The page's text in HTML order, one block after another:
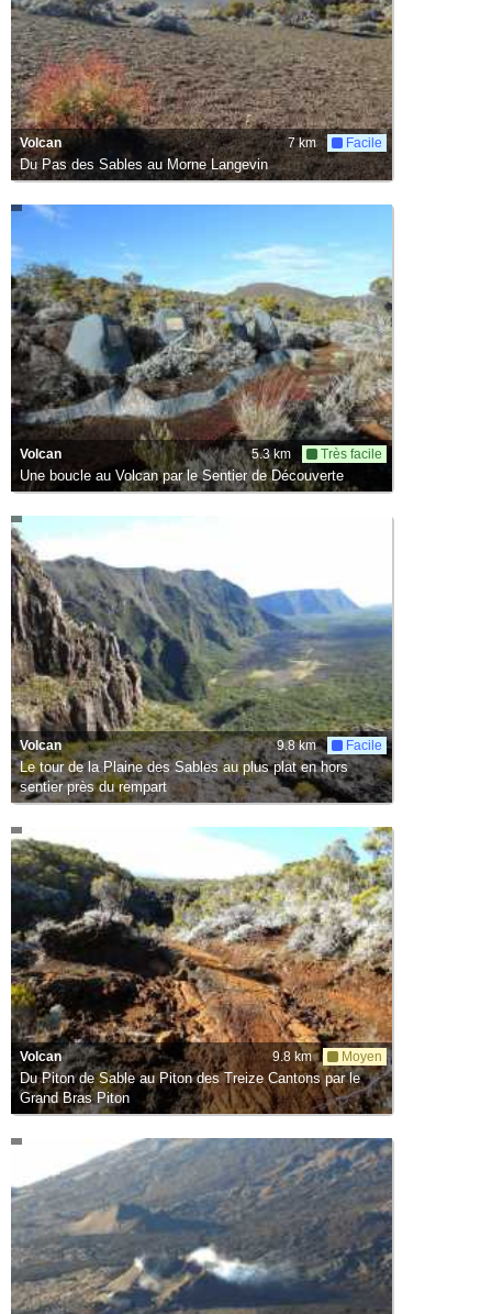
Volcan
Du Pas des Sables au Morne Langevin
7 km Facile
Volcan
Une boucle au Volcan par le Sentier de Découverte
5.3 km Très facile
Volcan
Le tour de la Plaine des Sables au plus plat en hors
sentier près du rempart
9.8 km Facile
Volcan
Du Piton de Sable au Piton des Treize Cantons par le
Grand Bras Piton
9.8 km Moyen